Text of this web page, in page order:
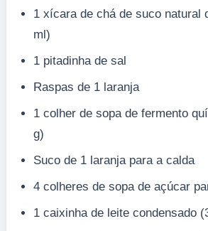
1 xícara de chá de suco natural
ml)
1 pitadinha de sal
Raspas de 1 laranja
1 colher de sopa de fermento
g)
Suco de 1 laranja para a calda
4 colheres de sopa de açúcar
1 caixinha de leite condensado